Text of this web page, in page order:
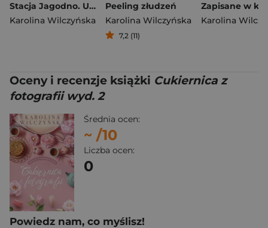
Stacja Jagodno. Uczucia zaklęte w kamieniu (ilustrowane brzegi)
Karolina Wilczyńska
Peeling złudzeń
Karolina Wilczyńska
7,2 (11)
Karolina
Oceny i recenzje książki Cukiernica z
fotografii wyd. 2
Średnia ocen:
~ /10
Liczba ocen:
0
Powiedz nam, co myślisz!